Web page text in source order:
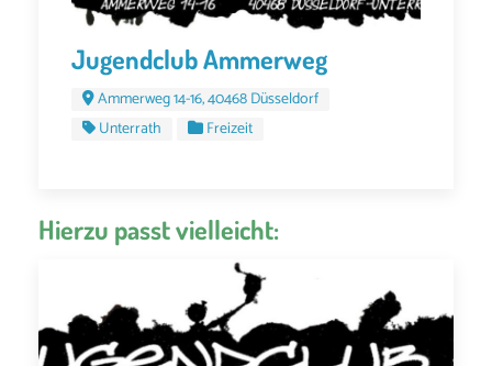
Jugendclub Ammerweg
Ammerweg 14-16, 40468 Düsseldorf
Unterrath
Freizeit
Hierzu passt vielleicht: